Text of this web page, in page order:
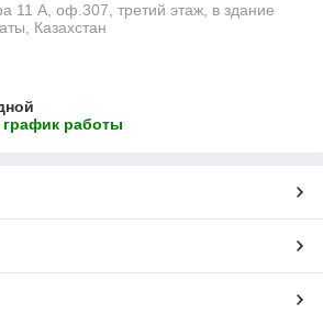
11 А, оф.307, третий этаж, в здание
Казахстан
график работы